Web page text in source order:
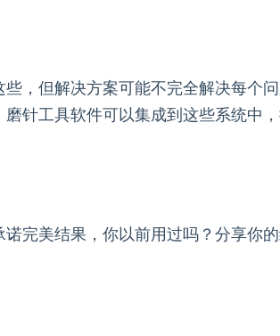
，但解决方案可能不完全解决每个
针工具软件可以集成到这些系统中
完美结果，你以前用过吗？分享你